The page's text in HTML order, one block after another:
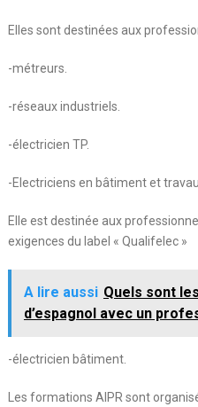
Elles sont destinées aux
-métreurs.
-réseaux industriels.
-électricien TP.
-Electriciens en bâtiment et
Elle est destinée aux
exigences du label « Qualifelec »
A lire aussi Quels sont
d’espagnol avec un
-électricien bâtiment.
Les formations AIPR sont